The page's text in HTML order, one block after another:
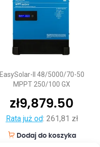
EasySolar-II 48/5000/70-50
MPPT 250/100 GX
zł9,879.50
Rata już od: 261,81 zł
Dodaj do koszyka